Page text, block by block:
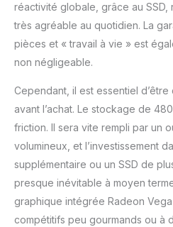
réactivité globale, grâce au SSD,
très agréable au quotidien. La
pièces et « travail à vie » est
non négligeable.
Cependant, il est essentiel
avant l’achat. Le stockage de
friction. Il sera vite rempli par un
volumineux, et l’investissement
supplémentaire ou un SSD de
presque inévitable à moyen
graphique intégrée Radeon
compétitifs peu gourmands ou à